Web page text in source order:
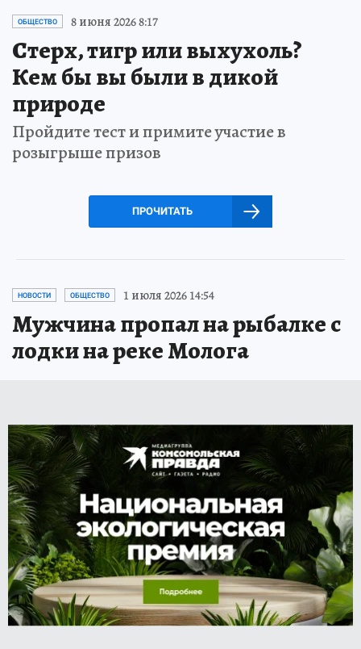
ОБЩЕСТВО 8 июня 2026 8:17
Стерх, тигр или выхухоль?
Кем бы вы были в дикой
природе
Пройдите тест и примите участие в
розыгрыше призов
ПРОЧИТАТЬ
НОВОСТИ ОБЩЕСТВО 1 июля 2026 14:54
Мужчина пропал на рыбалке с
лодки на реке Молога